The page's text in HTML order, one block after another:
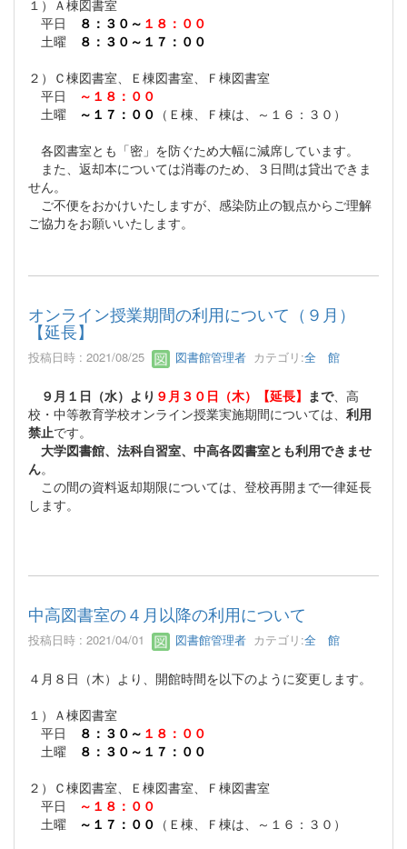
１）Ａ棟図書室
平日
８：３０～ １８：００
土曜
８：３０～１７：００
２）Ｃ棟図書室、Ｅ棟図書室、Ｆ棟図書室
平日
～１８：００
土曜
～１７：００ （Ｅ棟、Ｆ棟は、～１６：３０）
各図書室とも「密」を防ぐため大幅に減席しています。
また、返却本については消毒のため、３日間は貸出できま
せん。
ご不便をおかけいたしますが、感染防止の観点からご理解
ご協力をお願いいたします。
オンライン授業期間の利用について（９月）
【延長】
投稿日時 : 2021/08/25 図書館管理者 カテゴリ:全 館
９月１日（水）より ９月３０日（木）【延長】 まで、高
校・中等教育学校オンライン授業実施期間については、 利用
禁止です。
大学図書館、法科自習室、中高各図書室とも利用できませ
ん。
この間の資料返却期限については、登校再開まで一律延長
します。
中高図書室の４月以降の利用について
投稿日時 : 2021/04/01 図書館管理者 カテゴリ:全 館
４月８日（木）より、開館時間を以下のように変更します。
１）Ａ棟図書室
平日
８：３０～ １８：００
土曜
８：３０～１７：００
２）Ｃ棟図書室、Ｅ棟図書室、Ｆ棟図書室
平日
～１８：００
土曜
～１７：００ （Ｅ棟、Ｆ棟は、～１６：３０）